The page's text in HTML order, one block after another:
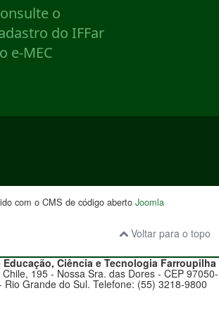
com o CMS de código aberto Joomla
Voltar para o topo
Ciência e TecnologiaFarroupilha
195 - Nossa Sra. das Dores - CEP 97050-
Rio Grande do Sul. Telefone: (55) 3218-9800